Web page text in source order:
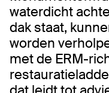
waterdicht
dak staat,
worden
met de ERM-